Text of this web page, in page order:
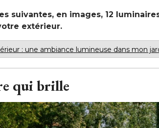
suivantes, en images, 12
extérieur.
: une ambiance lumineuse dans mon
qui brille